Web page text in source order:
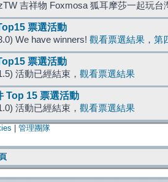
吉祥物 Foxmosa 狐耳摩莎一起玩台
票選活動
We have winners! 觀看票選結果 ， 第
票選活動
活動已經結束， 觀看票選結果
Top 15 票選活動
活動已經結束， 觀看票選結果
管理團隊